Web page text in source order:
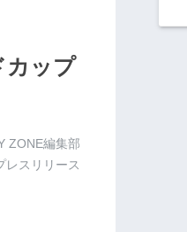
カップ
ZONE編集部
レスリリース